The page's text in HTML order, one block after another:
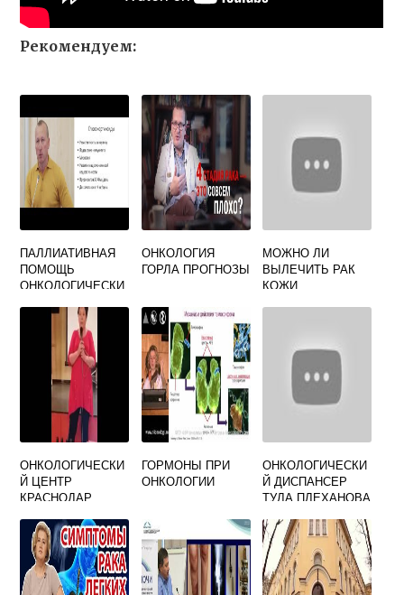
Рекомендуем:
ПАЛЛИАТИВНАЯ
ПОМОЩЬ
ОНКОЛОГИЧЕСКИ
МОСКВЕ
ОНКОЛОГИЯ
ГОРЛА ПРОГНОЗЫ
МОЖНО ЛИ
ВЫЛЕЧИТЬ РАК
КОЖИ
ОНКОЛОГИЧЕСКИ
Й ЦЕНТР
КРАСНОДАР
ГОРМОНЫ ПРИ
ОНКОЛОГИИ
ОНКОЛОГИЧЕСКИ
Й ДИСПАНСЕР
ТУЛА ПЛЕХАНОВА